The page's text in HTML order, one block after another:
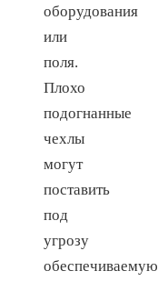
оборудования
или
поля.
Плохо
подогнанные
чехлы
могут
поставить
под
угрозу
обеспечиваемую